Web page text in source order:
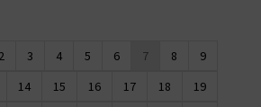
2 3 4 5 6 7 8
9
14 15 16 17 18
19